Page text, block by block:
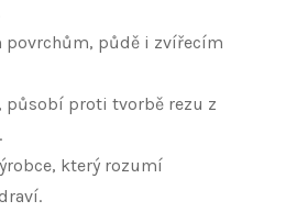
povrchům, půdě i zvířecím
působí proti tvorbě rezu z
který rozumí